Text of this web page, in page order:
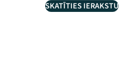
SKATĪTIES IERAKSTU